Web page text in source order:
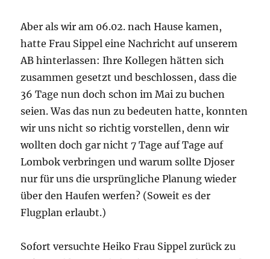
Aber als wir am 06.02. nach Hause kamen,
hatte Frau Sippel eine Nachricht auf unserem
AB hinterlassen: Ihre Kollegen hätten sich
zusammen gesetzt und beschlossen, dass die
36 Tage nun doch schon im Mai zu buchen
seien. Was das nun zu bedeuten hatte, konnten
wir uns nicht so richtig vorstellen, denn wir
wollten doch gar nicht 7 Tage auf Tage auf
Lombok verbringen und warum sollte Djoser
nur für uns die ursprüngliche Planung wieder
über den Haufen werfen? (Soweit es der
Flugplan erlaubt.)
Sofort versuchte Heiko Frau Sippel zurück zu